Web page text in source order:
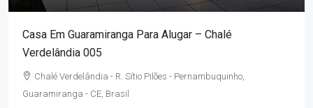
Casa Em Guaramiranga Para Alugar – Chalé
Verdelândia 005
Chalé Verdelândia - R. Sítio Pilões - Pernambuquinho,
Guaramiranga - CE, Brasil